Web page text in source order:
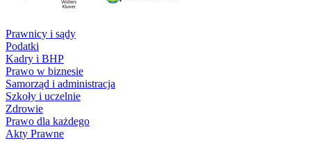
Prawnicy i sądy
Podatki
Kadry i BHP
Prawo w biznesie
Samorząd i administracja
Szkoły i uczelnie
Zdrowie
Prawo dla każdego
Akty Prawne